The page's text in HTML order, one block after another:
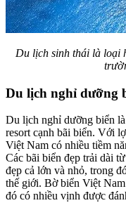
Du lịch sinh thái là loại
Du lịch nghỉ dưỡng
Du lịch nghỉ dưỡng biển
resort cạnh bãi biển. Với
Việt Nam có nhiều tiềm
Các bãi biển đẹp trải dài
đẹp cả lớn và nhỏ, trong
thế giới. Bờ biển Việt
đó có nhiều vịnh được